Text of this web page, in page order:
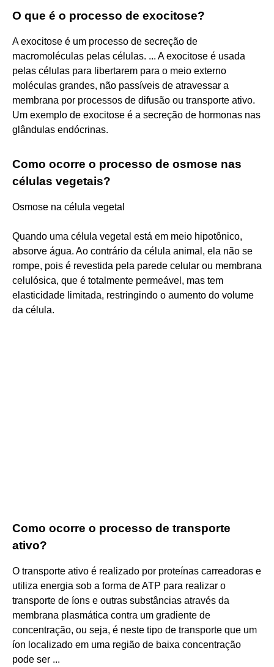
O que é o processo de exocitose?
A exocitose é um processo de secreção de
macromoléculas pelas células. ... A exocitose é usada
pelas células para libertarem para o meio externo
moléculas grandes, não passíveis de atravessar a
membrana por processos de difusão ou transporte ativo.
Um exemplo de exocitose é a secreção de hormonas nas
glândulas endócrinas.
Como ocorre o processo de osmose nas
células vegetais?
Osmose na célula vegetal
Quando uma célula vegetal está em meio hipotônico,
absorve água. Ao contrário da célula animal, ela não se
rompe, pois é revestida pela parede celular ou membrana
celulósica, que é totalmente permeável, mas tem
elasticidade limitada, restringindo o aumento do volume
da célula.
Como ocorre o processo de transporte
ativo?
O transporte ativo é realizado por proteínas carreadoras e
utiliza energia sob a forma de ATP para realizar o
transporte de íons e outras substâncias através da
membrana plasmática contra um gradiente de
concentração, ou seja, é neste tipo de transporte que um
íon localizado em uma região de baixa concentração
pode ser ...